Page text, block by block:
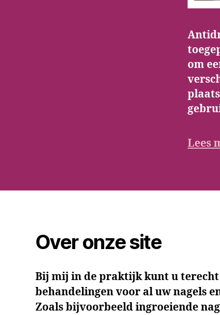
om
Lees
Over onze site
Bij mij in de praktijk kunt u
behandelingen voor al uw nagels
Zoals bijvoorbeeld ingroeiende